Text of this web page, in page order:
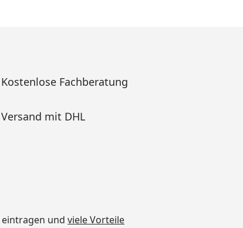
Kostenlose Fachberatung
Versand mit DHL
eintragen und viele Vorteile